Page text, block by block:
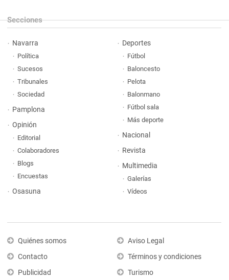
Secciones
Navarra
Política
Sucesos
Tribunales
Sociedad
Pamplona
Opinión
Editorial
Colaboradores
Blogs
Encuestas
Osasuna
Deportes
Fútbol
Baloncesto
Pelota
Balonmano
Fútbol sala
Más deporte
Nacional
Revista
Multimedia
Galerías
Vídeos
Quiénes somos
Contacto
Publicidad
Aviso Legal
Términos y condiciones
Turismo